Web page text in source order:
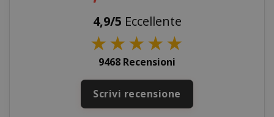
4,9/5 Eccellente
★★★★★
9468 Recensioni
Scrivi recensione
mage-cache-sessid